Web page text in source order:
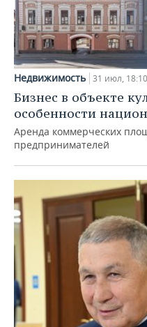
Недвижимость 31 июл, 18:10
Бизнес в объекте
особенности
Аренда коммерческих
предпринимателей